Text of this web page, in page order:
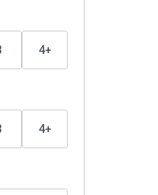
4+
4+